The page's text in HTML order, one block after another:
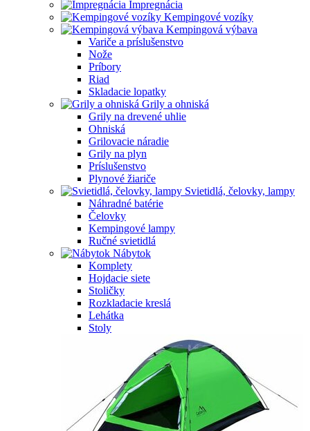
Impregnácia
Kempingové vozíky
Kempingová výbava
Variče a príslušenstvo
Nože
Príbory
Riad
Skladacie lopatky
Grily a ohniská
Grily na drevené uhlie
Ohniská
Grilovacie náradie
Grily na plyn
Príslušenstvo
Plynové žiariče
Svietidlá, čelovky, lampy
Náhradné batérie
Čelovky
Kempingové lampy
Ručné svietidlá
Nábytok
Komplety
Hojdacie siete
Stoličky
Rozkladacie kreslá
Lehátka
Stoly